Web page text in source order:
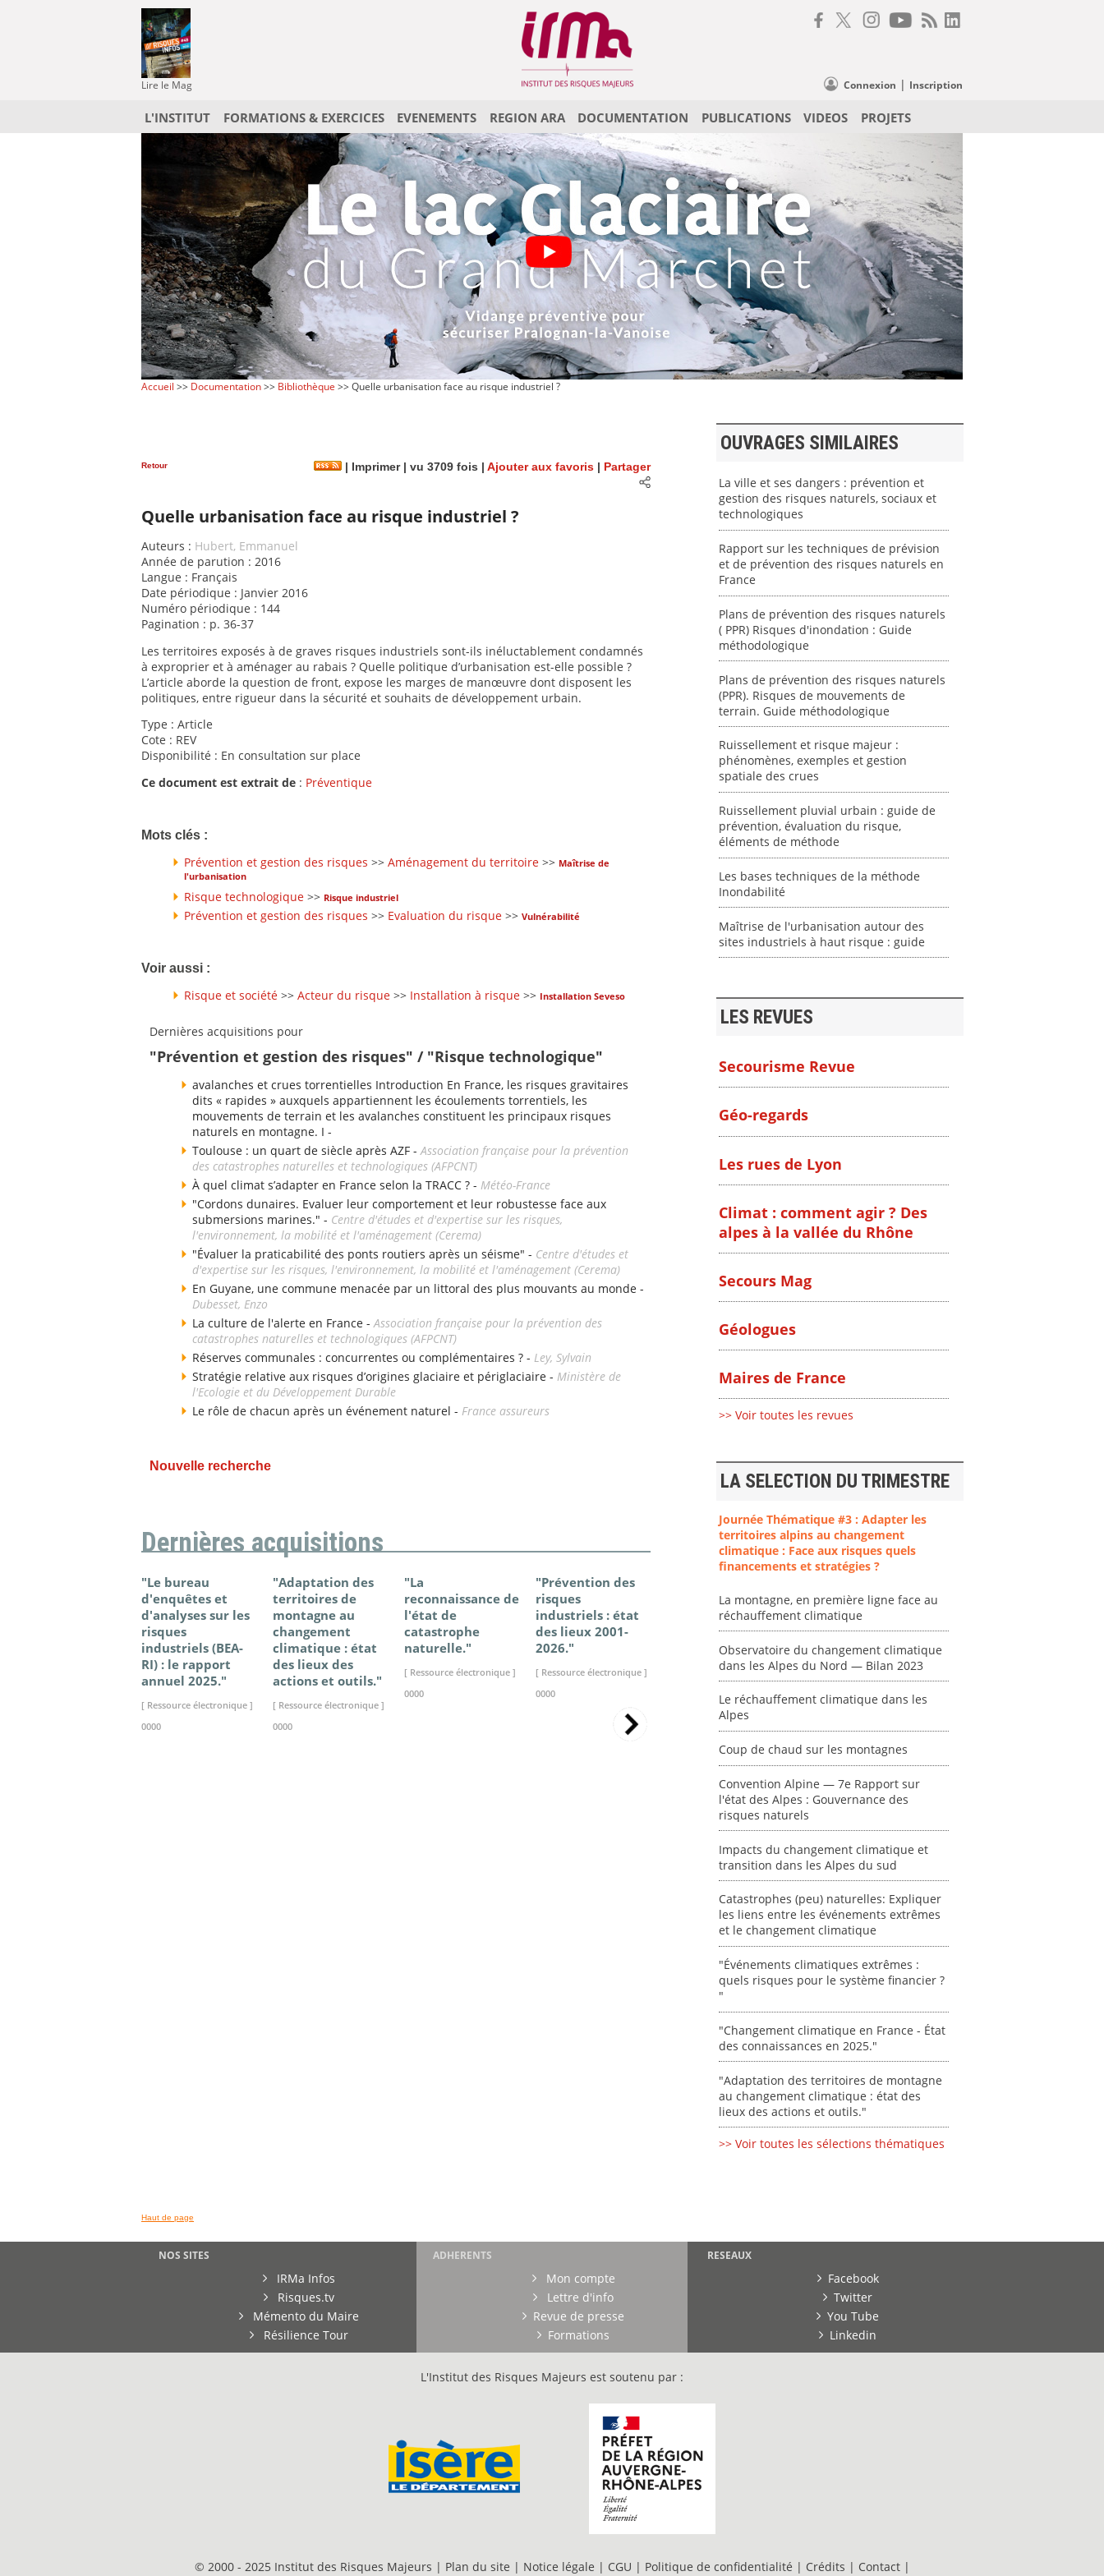
Lire le Mag Connexion | Inscription
L'INSTITUT FORMATIONS & EXERCICES EVENEMENTS REGION ARA DOCUMENTATION PUBLICATIONS VIDEOS PROJETS
Accueil >> Documentation>> Bibliothèque >> Quelle urbanisation face au risque industriel ?
Retour Imprimer| vu 3709 fois | Ajouter aux favoris Partager
Quelle urbanisation face au risque industriel ?
Auteurs : Hubert, Emmanuel
Année de parution : 2016
Langue : Français
Date périodique : Janvier 2016
Numéro périodique : 144
Pagination : p. 36-37
Les territoires exposés à de graves risques industriels sont-ils inéluctablement condamnés
à exproprier et à aménager au rabais ? Quelle politique d’urbanisation est-elle possible ?
L’article aborde la question de front, expose les marges de manœuvre dont disposent les
politiques, entre rigueur dans la sécurité et souhaits de développement urbain.
Type : Article
Cote : REV
Disponibilité : En consultation sur place
Ce document est extrait de : Préventique
Mots clés :
Prévention et gestion des risques >> Aménagement du territoire >> Maîtrise de
l'urbanisation
Risque technologique >> Risque industriel
Prévention et gestion des risques >> Evaluation du risque >> Vulnérabilité
Voir aussi :
Risque et société >> Acteur du risque >> Installation à risque >> Installation Seveso
Dernières acquisitions pour
"Prévention et gestion des risques" / "Risque technologique"
avalanches et crues torrentielles Introduction En France, les risques gravitaires
dits « rapides » auxquels appartiennent les écoulements torrentiels, les
mouvements de terrain et les avalanches constituent les principaux risques
naturels en montagne. I -
Toulouse : un quart de siècle après AZF -Association française pour la prévention
des catastrophes naturelles et technologiques (AFPCNT)
À quel climat s’adapter en France selon la TRACC ? - Météo-France
"Cordons dunaires. Evaluer leur comportement et leur robustesse face aux
submersions marines." - Centre d'études et d'expertise sur les risques,
l'environnement, la mobilité et l'aménagement (Cerema)
"Évaluer la praticabilité des ponts routiers après un séisme" - Centre d'études et
d'expertise sur les risques, l'environnement, la mobilité et l'aménagement (Cerema)
En Guyane, une commune menacée par un littoral des plus mouvants au monde -
Dubesset, Enzo
La culture de l'alerte en France -Association française pour la prévention des
catastrophes naturelles et technologiques (AFPCNT)
Réserves communales : concurrentes ou complémentaires ? - Ley, Sylvain
Stratégie relative aux risques d’origines glaciaire et périglaciaire - Ministère de
l'Ecologie et du Développement Durable
Le rôle de chacun après un événement naturel - France assureurs
Nouvelle recherche
Dernières acquisitions
"Le bureau
d'enquêtes et
d'analyses sur les
risques
industriels (BEA-
RI) : le rapport
annuel 2025."
[ Ressource électronique ]
0000
"Adaptation des
territoires de
montagne au
changement
climatique : état
des lieux des
actions et outils."
[ Ressource électronique ]
0000
"La
reconnaissance de
l'état de
catastrophe
naturelle."
[ Ressource électronique ]
0000
"Prévention des
risques
industriels : état
des lieux 2001-
2026."
[ Ressource électronique ]
0000
climatique en
France - État des
connaissances en
[ Ressource électronique ]
de gestion des
vagues de
chaleur."
[ Ressource électronique ]
climatiques
risques pour le
système financier
OUVRAGES SIMILAIRES
La ville et ses dangers : prévention et
gestion des risques naturels, sociaux et
technologiques
Rapport sur les techniques de prévision
et de prévention des risques naturels en
France
Plans de prévention des risques naturels
( PPR) Risques d'inondation : Guide
méthodologique
Plans de prévention des risques naturels
(PPR). Risques de mouvements de
terrain. Guide méthodologique
Ruissellement et risque majeur :
phénomènes, exemples et gestion
spatiale des crues
Ruissellement pluvial urbain : guide de
prévention, évaluation du risque,
éléments de méthode
Les bases techniques de la méthode
Inondabilité
Maîtrise de l'urbanisation autour des
sites industriels à haut risque : guide
LES REVUES
Secourisme Revue
Géo-regards
Les rues de Lyon
Climat : comment agir ? Des
alpes à la vallée du Rhône
Secours Mag
Géologues
Maires de France
>> Voir toutes les revues
LA SELECTION DU TRIMESTRE
Journée Thématique #3 : Adapter les
territoires alpins au changement
climatique : Face aux risques quels
financements et stratégies ?
La montagne, en première ligne face au
réchauffement climatique
Observatoire du changement climatique
dans les Alpes du Nord — Bilan 2023
Le réchauffement climatique dans les
Alpes
Coup de chaud sur les montagnes
Convention Alpine — 7e Rapport sur
l'état des Alpes : Gouvernance des
risques naturels
Impacts du changement climatique et
transition dans les Alpes du sud
Catastrophes (peu) naturelles: Expliquer
les liens entre les événements extrêmes
et le changement climatique
"Événements climatiques extrêmes :
quels risques pour le système financier ?
"
"Changement climatique en France - État
des connaissances en 2025."
"Adaptation des territoires de montagne
au changement climatique : état des
lieux des actions et outils."
>> Voir toutes les sélections thématiques
Haut de page
NOS SITES
IRMa Infos
Risques.tv
Mémento du Maire
Résilience Tour
ADHERENTS
Mon compte
Lettre d'info
Revue de presse
Formations
RESEAUX
Facebook
Twitter
You Tube
Linkedin
L'Institut des Risques Majeurs est soutenu par :
© 2000 - 2025 Institut des Risques Majeurs | Plan du site | Notice légale | CGU | Politique de confidentialité | Crédits | Contact |